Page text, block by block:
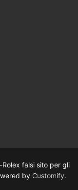
falsi sito per gli
by Customify.